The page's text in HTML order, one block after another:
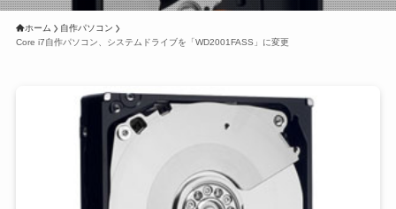
ホーム
自作パソコン
Core i7自作パソコン、システムドライブを「WD2001FASS」に変更